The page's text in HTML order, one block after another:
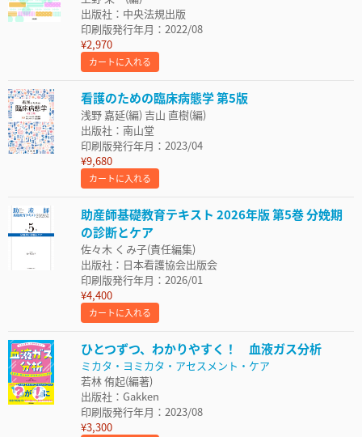
出版社：中央法規出版
印刷版発行年月：2022/08
¥2,970
カートに入れる
看護のための臨床病態学 第5版
浅野 嘉延(編) 吉山 直樹(編)
出版社：南山堂
印刷版発行年月：2023/04
¥9,680
カートに入れる
助産師基礎教育テキスト 2026年版 第5巻 分娩期
の診断とケア
佐々木 くみ子(責任編集)
出版社：日本看護協会出版会
印刷版発行年月：2026/01
¥4,400
カートに入れる
ひとつずつ、わかりやすく！ 血液ガス分析
ミカタ・ヨミカタ・アセスメント・ケア
若林 侑起(編著)
出版社：Gakken
印刷版発行年月：2023/08
¥3,300